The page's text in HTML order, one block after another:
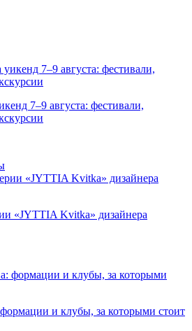
7–9 августа: фестивали,
«JYTTIA Kvitka» дизайнера
и клубы, за которыми стоит